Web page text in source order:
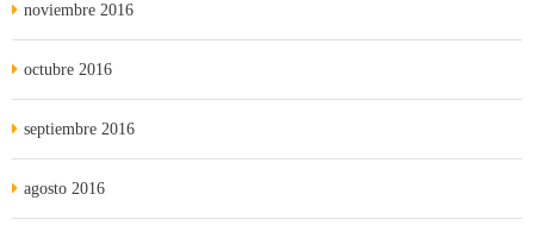
noviembre 2016
octubre 2016
septiembre 2016
agosto 2016